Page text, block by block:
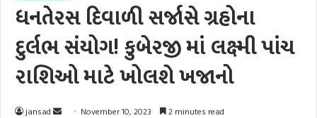
ધનતેરસ દિવાળી સર્જાસે ગ્રહોના
દુર્લભ સંયોગ! કુબેરજી માં લક્ષ્મી પાંચ
રાશિઓ માટે ખોલશે ખજાનો
jansad
Send November 10, 2023 2 minutes read